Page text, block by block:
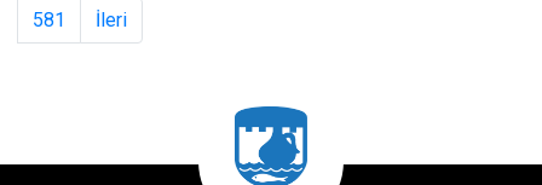
581
İleri